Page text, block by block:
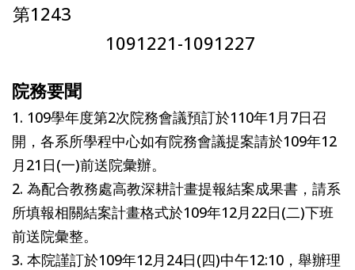
第1243
1091221-1091227
院務要聞
1. 109學年度第2次院務會議預訂於110年1月7日召
開，各系所學程中心如有院務會議提案請於109年12
月21日(一)前送院彙辦。
2. 為配合教務處高教深耕計畫提報結案成果書，請系
所填報相關結案計畫格式於109年12月22日(二)下班
前送院彙整。
3. 本院謹訂於109年12月24日(四)中午12:10，舉辦理